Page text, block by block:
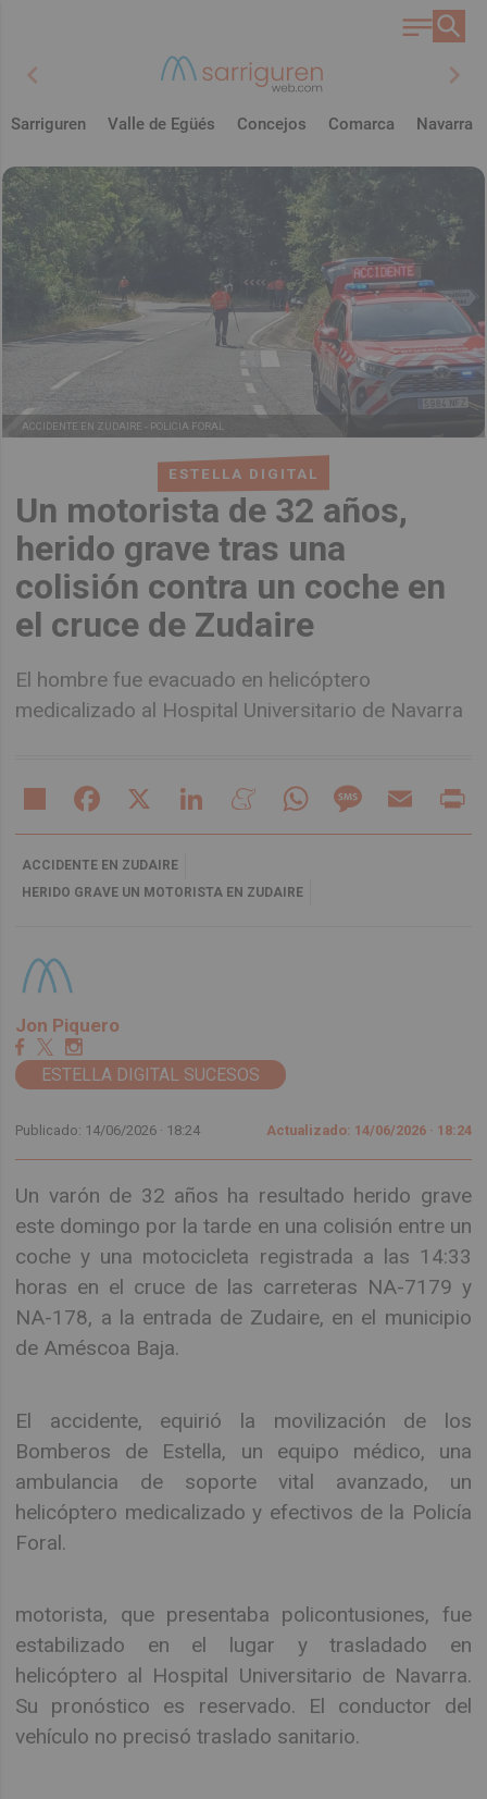
chevron_left chevron_right
Sarriguren Valle de Egüés Concejos Comarca Navarra
ESTELLA DIGITAL
Un motorista de 32 años,
herido grave tras una
colisión contra un coche en
el cruce de Zudaire
El hombre fue evacuado en helicóptero
medicalizado al Hospital Universitario de Navarra
ACCIDENTE EN ZUDAIRE - POLICIA FORAL
Share Facebook LinkedIn MeneameWhatsAppMessageEmail
ACCIDENTE EN ZUDAIRE
HERIDO GRAVE UN MOTORISTA EN ZUDAIRE
Jon Piquero
ESTELLA DIGITAL SUCESOS
Publicado: 14/06/2026 · 18:24 Actualizado: 14/06/2026 · 18:24
Un varón de 32 años ha resultado herido grave
este domingo por la tarde en una colisión entre un
coche y una motocicleta registrada a las 14:33
horas en el cruce de las carreteras NA-7179 y
NA-178, a la entrada de Zudaire, en el municipio
de Améscoa Baja.
El accidente, equirió la movilización de los
Bomberos de Estella, un equipo médico, una
ambulancia de soporte vital avanzado, un
helicóptero medicalizado y efectivos de la Policía
Foral.
motorista, que presentaba policontusiones, fue
estabilizado en el lugar y trasladado en
helicóptero al Hospital Universitario de Navarra.
Su pronóstico es reservado. El conductor del
vehículo no precisó traslado sanitario.